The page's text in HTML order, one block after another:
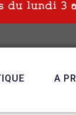
du lundi 3
A